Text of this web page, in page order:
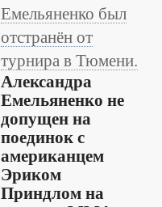
Емельяненко был
отстранён от
турнира в Тюмени.
Александра
Емельяненко не
допущен на
поединок с
американцем
Эриком
Приндлом на